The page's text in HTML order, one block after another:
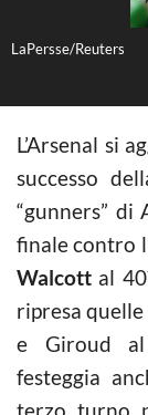
LaPersse/Reuters
L’Arsenal si
successo
“gunners” di
finale contro
Walcott al
ripresa quelle
e Giroud al
festeggia